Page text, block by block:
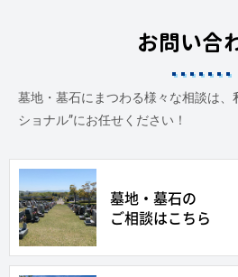
お問い合
墓地・墓石にまつわる様々な相談は、
ショナル”にお任せください！
墓地・墓石の
ご相談はこちら